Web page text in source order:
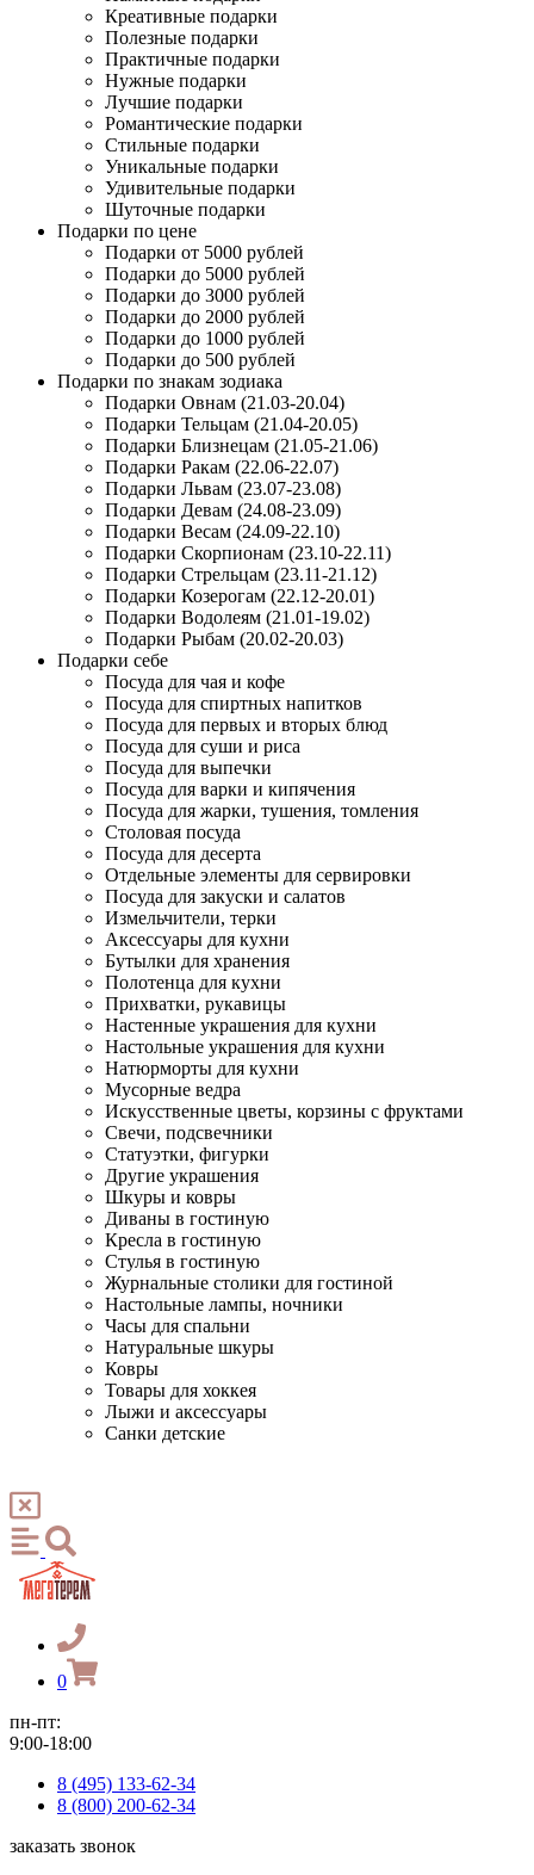
Креативные подарки
Полезные подарки
Практичные подарки
Нужные подарки
Лучшие подарки
Романтические подарки
Стильные подарки
Уникальные подарки
Удивительные подарки
Шуточные подарки
Подарки по цене
Подарки от 5000 рублей
Подарки до 5000 рублей
Подарки до 3000 рублей
Подарки до 2000 рублей
Подарки до 1000 рублей
Подарки до 500 рублей
Подарки по знакам зодиака
Подарки Овнам (21.03-20.04)
Подарки Тельцам (21.04-20.05)
Подарки Близнецам (21.05-21.06)
Подарки Ракам (22.06-22.07)
Подарки Львам (23.07-23.08)
Подарки Девам (24.08-23.09)
Подарки Весам (24.09-22.10)
Подарки Скорпионам (23.10-22.11)
Подарки Стрельцам (23.11-21.12)
Подарки Козерогам (22.12-20.01)
Подарки Водолеям (21.01-19.02)
Подарки Рыбам (20.02-20.03)
Подарки себе
Посуда для чая и кофе
Посуда для спиртных напитков
Посуда для первых и вторых блюд
Посуда для суши и риса
Посуда для выпечки
Посуда для варки и кипячения
Посуда для жарки, тушения, томления
Столовая посуда
Посуда для десерта
Отдельные элементы для сервировки
Посуда для закуски и салатов
Измельчители, терки
Аксессуары для кухни
Бутылки для хранения
Полотенца для кухни
Прихватки, рукавицы
Настенные украшения для кухни
Настольные украшения для кухни
Натюрморты для кухни
Мусорные ведра
Искусственные цветы, корзины с фруктами
Свечи, подсвечники
Статуэтки, фигурки
Другие украшения
Шкуры и ковры
Диваны в гостиную
Кресла в гостиную
Стулья в гостиную
Журнальные столики для гостиной
Настольные лампы, ночники
Часы для спальни
Натуральные шкуры
Ковры
Товары для хоккея
Лыжи и аксессуары
Санки детские
0
пн-пт:
9:00-18:00
8 (495) 133-62-34
8 (800) 200-62-34
заказать звонок